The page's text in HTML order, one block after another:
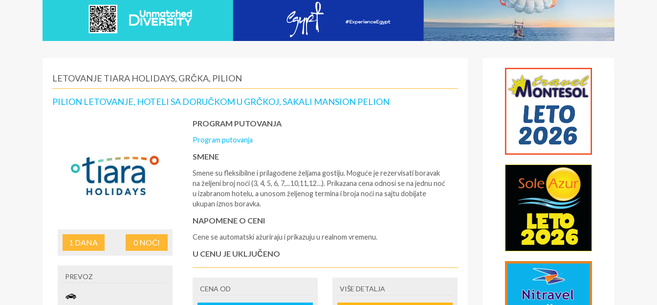
LETOVANJE TIARA HOLIDAYS, GRČKA, PILION
PILION LETOVANJE, HOTELI SA DORUČKOM U GRČKOJ, SAKALI MANSION PELION
1 DANA 0NOĆI
PREVOZ
PROGRAM PUTOVANJA
Program putovanja
SMENE
Smene su fleksibilne i prilagođene željama gostiju. Moguće je rezervisati boravak
na željeni broj noći (3, 4, 5, 6, 7,...10,11,12…). Prikazana cena odnosi se na jednu noć
u izabranom hotelu, a unosom željenog termina i broja noći na sajtu dobijate
ukupan iznos boravka.
NAPOMENE O CENI
Cene se automatski ažuriraju i prikazuju u realnom vremenu.
U CENU JE UKLJUČENO
- rezervisane i potvrđene usluge u izabranoj smeštajnoj jedinici prema opisu -
putovanja
CENA OD VIŠE DETALJA